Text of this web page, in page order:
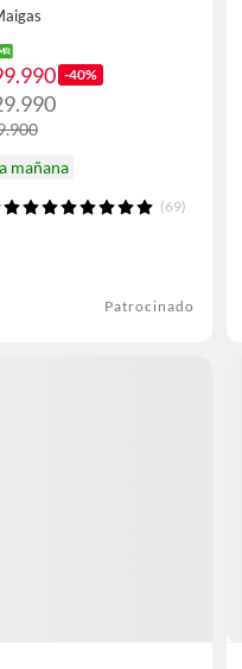
-40%
mañana
(69)
Patrocinado